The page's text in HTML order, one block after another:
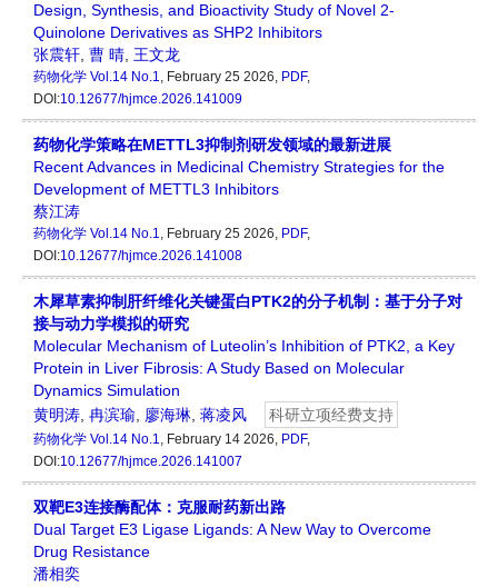
Design, Synthesis, and Bioactivity Study of Novel 2-
Quinolone Derivatives as SHP2 Inhibitors
张震轩 曹 晴 王文龙
药物化学 Vol.14 No.1, February 25 2026, PDF,
DOI:10.12677/hjmce.2026.141009
药物化学策略在METTL3抑制剂研发领域的最新进展
Recent Advances in Medicinal Chemistry Strategies for the
Development of METTL3 Inhibitors
蔡江涛
药物化学 Vol.14 No.1, February 25 2026, PDF,
DOI:10.12677/hjmce.2026.141008
木犀草素抑制肝纤维化关键蛋白PTK2的分子机制：基于分子对
接与动力学模拟的研究
Molecular Mechanism of Luteolin’s Inhibition of PTK2, a Key
Protein in Liver Fibrosis: A Study Based on Molecular
Dynamics Simulation
黄明涛 冉滨瑜 廖海琳 蒋凌风 科研立项经费支持
药物化学 Vol.14 No.1, February 14 2026, PDF,
DOI:10.12677/hjmce.2026.141007
双靶E3连接酶配体：克服耐药新出路
Dual Target E3 Ligase Ligands: A New Way to Overcome
Drug Resistance
潘相奕